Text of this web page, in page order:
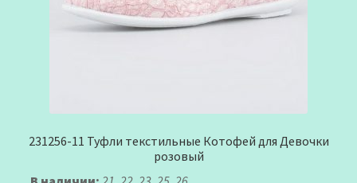
231256-11 Туфли текстильные Котофей для Девочки
розовый